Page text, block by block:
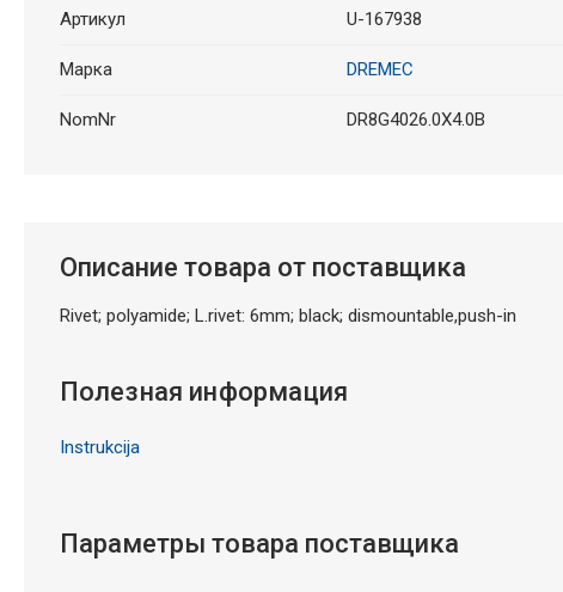
Артикул U-167938
Марка DREMEC
NomNr DR8G4026.0X4.0B
Описание товара от поставщика
Rivet; polyamide; L.rivet: 6mm; black; dismountable,push-in
Полезная информация
Instrukcija
Параметры товара поставщика